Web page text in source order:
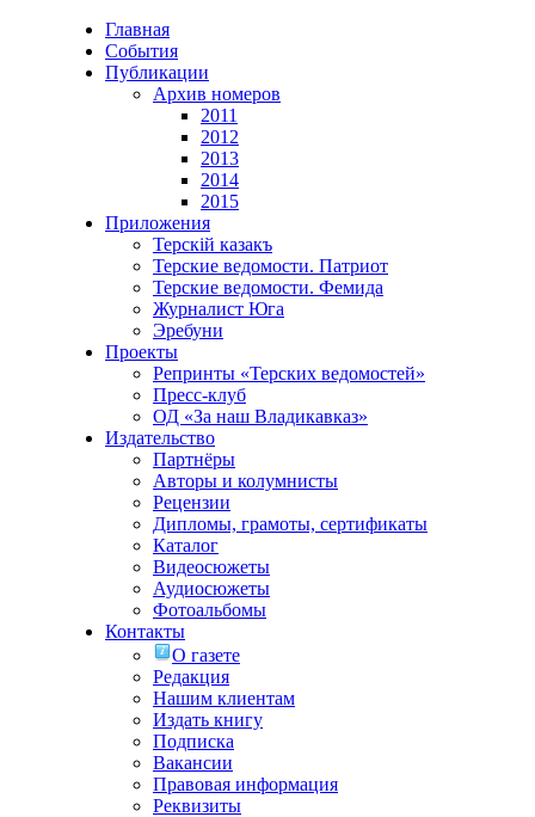
Главная
События
Публикации
Архив номеров
2011
2012
2013
2014
2015
Приложения
Терскiй казакъ
Терские ведомости. Патриот
Терские ведомости. Фемида
Журналист Юга
Эребуни
Проекты
Репринты «Терских ведомостей»
Пресс-клуб
ОД «За наш Владикавказ»
Издательство
Партнёры
Авторы и колумнисты
Рецензии
Дипломы, грамоты, сертификаты
Каталог
Видеосюжеты
Аудиосюжеты
Фотоальбомы
Контакты
О газете
Редакция
Нашим клиентам
Издать книгу
Подписка
Вакансии
Правовая информация
Реквизиты